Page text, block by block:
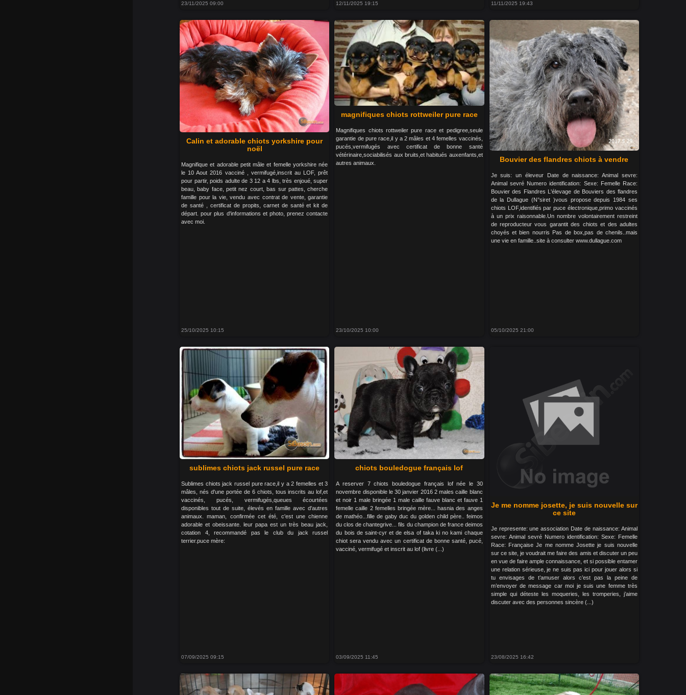
23/11/2025 09:00 12/11/2025 19:15 11/11/2025 19:43
Calin et adorable chiots yorkshire pour
noël
Magnifique et adorable petit mâle et femelle yorkshire née
le 10 Aout 2016 vacciné , vermifugé,inscrit au LOF, prêt
pour partir, poids adulte de 3 12 a 4 lbs, très enjoué, super
beau, baby face, petit nez court, bas sur pattes, cherche
famille pour la vie, vendu avec contrat de vente, garantie
de santé , certificat de propits, carnet de santé et kit de
départ. pour plus d'informations et photo, prenez contacte
avec moi.
25/10/2025 10:15
magnifiques chiots rottweiler pure race
Magnifiques chiots rottweiler pure race et pedigree,seule
garantie de pure race,il y a 2 mâles et 4 femelles vaccinés,
pucés,vermifugés avec certificat de bonne santé
vétérinaire,sociabilisés aux bruits,et habitués auxenfants,et
autres animaux.
23/10/2025 10:00
Bouvier des flandres chiots à vendre
Je suis: un éleveur Date de naissance: Animal sevre:
Animal sevré Numero identification: Sexe: Femelle Race:
Bouvier des Flandres L'élevage de Bouviers des flandres
de la Dullague (N°siret )vous propose depuis 1984 ses
chiots LOF,identifiés par puce électronique,primo vaccinés
à un prix raisonnable.Un nombre volontairement restreint
de reproducteur vous garantit des chiots et des adultes
choyés et bien nourris Pas de box,pas de chenils..mais
une vie en famille..site à consulter www.dullague.com
05/10/2025 21:00
sublimes chiots jack russel pure race
Sublimes chiots jack russel pure race,il y a 2 femelles et 3
mâles, nés d'une portée de 6 chiots, tous inscrits au lof,et
vaccinés, pucés, vermifugés,queues écourtées
disponibles tout de suite, élevés en famille avec d'autres
animaux. maman, confirmée cet été, c'est une chienne
adorable et obeissante. leur papa est un très beau jack,
cotation 4, recommandé pas le club du jack russel
terrier.puce mère:
07/09/2025 09:15
chiots bouledogue français lof
A reserver 7 chiots bouledogue français lof née le 30
novembre disponible le 30 janvier 2016 2 males caille blanc
et noir 1 male bringée 1 male caille fauve blanc et fauve 1
femelle caille 2 femelles bringée mère... hasnia des anges
de mathéo...fille de gaby duc du golden child père.. feimos
du clos de chantegrive... fils du champion de france deimos
du bois de saint-cyr et de elsa of taka ki no kami chaque
chiot sera vendu avec un certificat de bonne santé, pucé,
vacciné, vermifugé et inscrit au lof (livre (...)
03/09/2025 11:45
Je me nomme josette, je suis nouvelle sur
ce site
Je represente: une association Date de naissance: Animal
sevre: Animal sevré Numero identification: Sexe: Femelle
Race: Française Je me nomme Josette je suis nouvelle
sur ce site, je voudrait me faire des amis et discuter un peu
en vue de faire ample connaissance, et si possible entamer
une relation sérieuse, je ne suis pas ici pour jouer alors si
tu envisages de t’amuser alors c’est pas la peine de
m’envoyer de message car moi je suis une femme très
simple qui déteste les moqueries, les tromperies, j’aime
discuter avec des personnes sincère (...)
23/08/2025 16:42